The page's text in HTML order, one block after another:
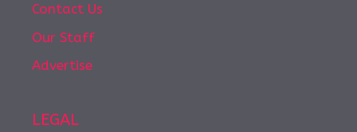
Contact Us
Our Staff
Advertise
LEGAL